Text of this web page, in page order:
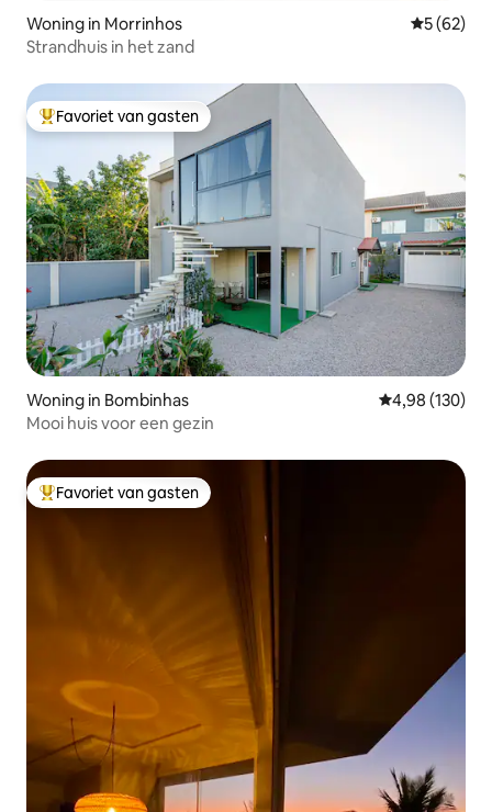
Woning in Morrinhos
5 (62)
Strandhuis in het zand
Topfavoriet van gasten
Favoriet van gasten
Woning in Bombinhas Gemiddelde
4,98 (130)
Mooi huis voor een gezin
Topfavoriet van gasten
Favoriet van gasten